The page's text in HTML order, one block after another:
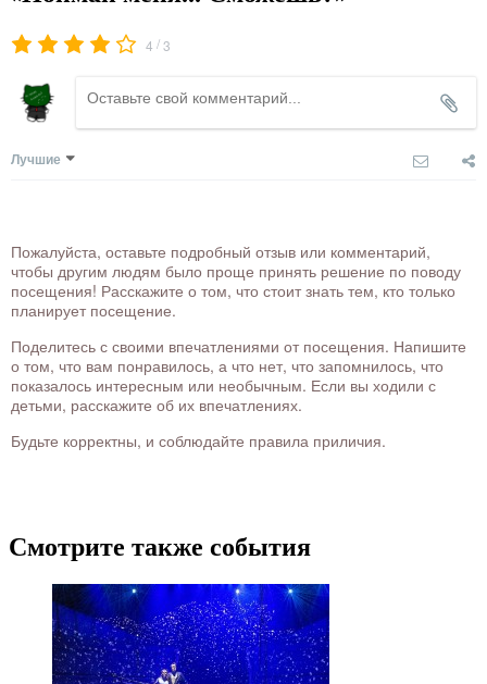
4 /3
Лучшие
Пожалуйста, оставьте подробный отзыв или комментарий,
чтобы другим людям было проще принять решение по поводу
посещения! Расскажите о том, что стоит знать тем, кто только
планирует посещение.
Поделитесь с своими впечатлениями от посещения. Напишите
о том, что вам понравилось, а что нет, что запомнилось, что
показалось интересным или необычным. Если вы ходили с
детьми, расскажите об их впечатлениях.
Будьте корректны, и соблюдайте правила приличия.
Смотрите также события